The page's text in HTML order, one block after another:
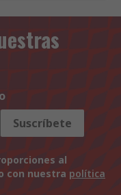
Suscríbete
al
con nuestra política